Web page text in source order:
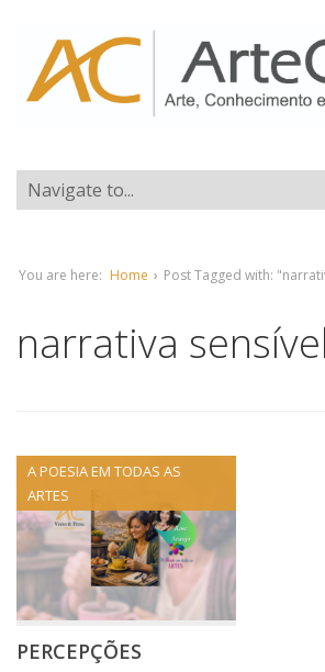
You are here: Home › Post Tagged with:
narrativa sensível
A POESIA EM TODAS AS
ARTES
PERCEPÇÕES